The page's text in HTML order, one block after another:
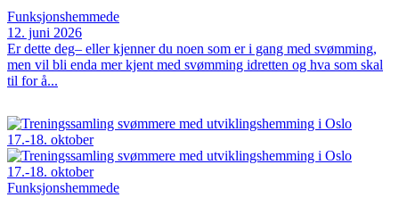
Funksjonshemmede
12. juni 2026
Er dette deg– eller kjenner du noen som er i gang med svømming,
men vil bli enda mer kjent med svømming idretten og hva som skal
til for å...
Funksjonshemmede